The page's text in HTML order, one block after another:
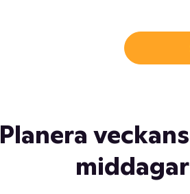
Planera veckans
middagar